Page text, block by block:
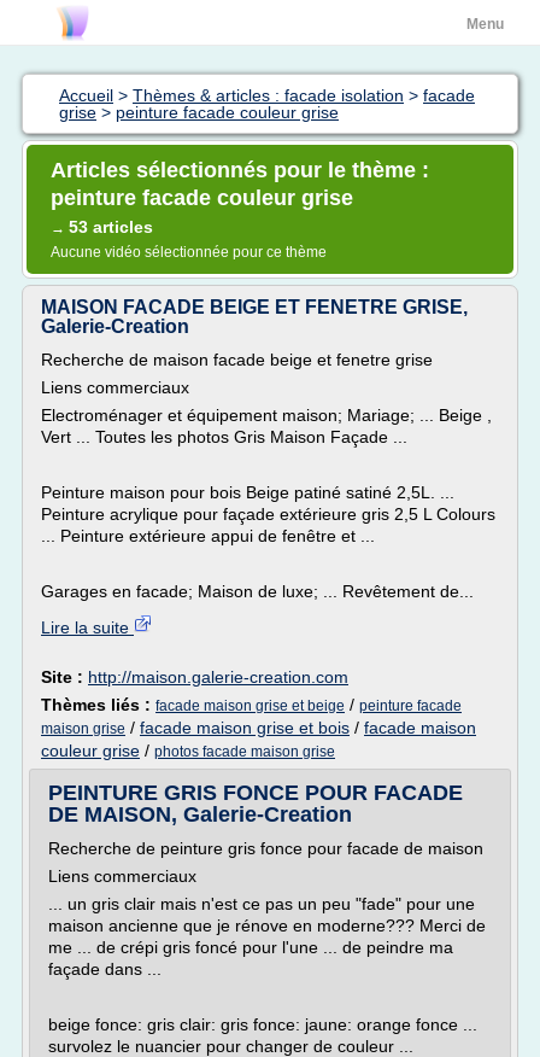
Menu
Accueil > Thèmes & articles : facade isolation > facade
grise > peinture facade couleur grise
Articles sélectionnés pour le thème :
peinture facade couleur grise
→ 53 articles
Aucune vidéo sélectionnée pour ce thème
MAISON FACADE BEIGE ET FENETRE GRISE,
Galerie-Creation
Recherche de maison facade beige et fenetre grise
Liens commerciaux
Electroménager et équipement maison; Mariage; ... Beige ,
Vert ... Toutes les photos Gris Maison Façade ...
Peinture maison pour bois Beige patiné satiné 2,5L. ...
Peinture acrylique pour façade extérieure gris 2,5 L Colours
... Peinture extérieure appui de fenêtre et ...
Garages en facade; Maison de luxe; ... Revêtement de...
Lire la suite
Site : http://maison.galerie-creation.com
Thèmes liés : facade maison grise et beige / peinture facade
maison grise / facade maison grise et bois / facade maison
couleur grise / photos facade maison grise
PEINTURE GRIS FONCE POUR FACADE
DE MAISON, Galerie-Creation
Recherche de peinture gris fonce pour facade de maison
Liens commerciaux
... un gris clair mais n'est ce pas un peu "fade" pour une
maison ancienne que je rénove en moderne??? Merci de
me ... de crépi gris foncé pour l'une ... de peindre ma
façade dans ...
beige fonce: gris clair: gris fonce: jaune: orange fonce ...
survolez le nuancier pour changer de couleur ...